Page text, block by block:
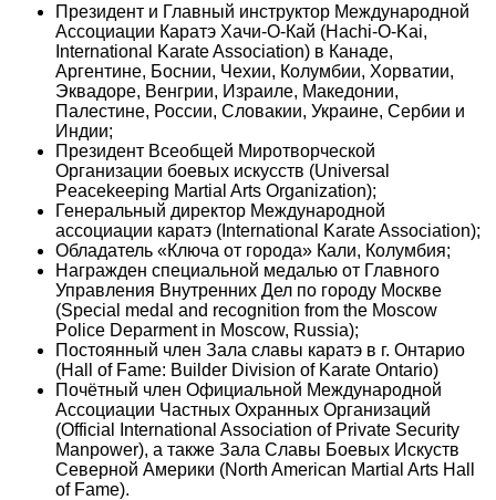
Президент и Главный инструктор Международной
Aссоциации Каратэ Хачи-О-Кай (Hachi-O-Kai,
International Karate Association) в Канаде,
Аргентине, Боснии, Чехии, Колумбии, Хорватии,
Эквадоре, Венгрии, Израиле, Македонии,
Палестине, России, Словакии, Украине, Сербии и
Индии;
Президент Всеобщей Миротворческой
Организации боевых искусств (Universal
Peacekeeping Martial Arts Organization);
Генеральный директор Международной
ассоциации каратэ (International Karate Association);
Обладатель «Ключа от города» Кали, Колумбия;
Награжден специальной медалью от Главного
Управления Внутренних Дел по городу Москве
(Special medal and recognition from the Moscow
Police Deparment in Moscow, Russia);
Постоянный член Зала славы каратэ в г. Онтарио
(Hall of Fame: Builder Division of Karate Ontario)
Почётный член Официальной Международной
Ассоциации Частных Охранных Организаций
(Official International Association of Private Security
Manpower), а также Зала Славы Боевых Искуств
Северной Америки (North American Martial Arts Hall
of Fame).